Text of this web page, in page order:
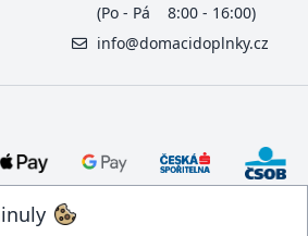
(Po - Pá 8:00 - 16:00)
info@domacidoplnky.cz